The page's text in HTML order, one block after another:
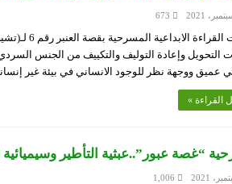
673
اهتمت
التحويل وإعادة التوليف والتكييف من الجنس
عميق ووجهة نظر للوجود الانساني في بيئة غير
القراءة »
“غصة عبور”..عبثية التأطير وسيميائية
1,006